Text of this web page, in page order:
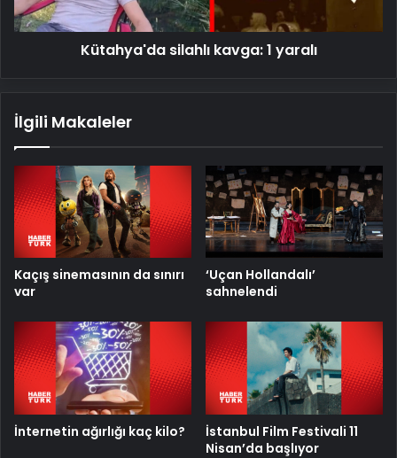
Kütahya'da silahlı kavga: 1 yaralı
İlgili Makaleler
Kaçış sinemasının da sınırı
var
‘Uçan Hollandalı’
sahnelendi
İnternetin ağırlığı kaç kilo?
İstanbul Film Festivali 11
Nisan’da başlıyor